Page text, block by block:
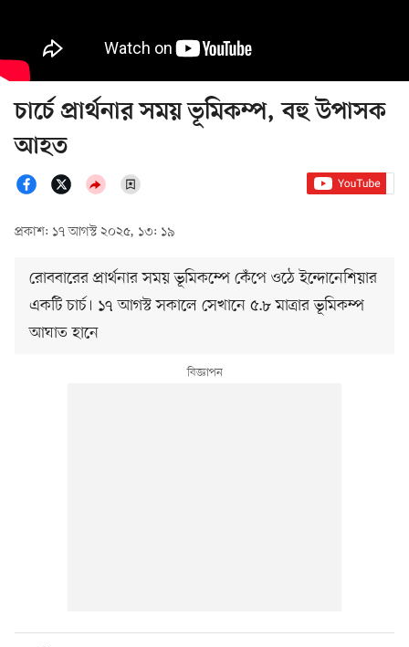
চার্চে প্রার্থনার সময় ভূমিকম্প, বহু উপাসক
আহত
প্রকাশ: ১৭ আগস্ট ২০২৫, ১৩: ১৯
রোববারের প্রার্থনার সময় ভূমিকম্পে কেঁপে ওঠে ইন্দোনেশিয়ার
একটি চার্চ। ১৭ আগস্ট সকালে সেখানে ৫.৮ মাত্রার ভূমিকম্প
আঘাত হানে